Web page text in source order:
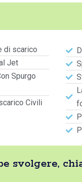
di scarico
Jet
Spurgo
Civili
svolgere,